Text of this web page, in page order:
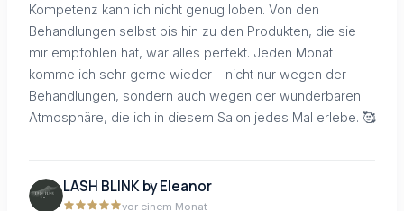
Kompetenz kann ich nicht genug loben. Von den
Behandlungen selbst bis hin zu den Produkten, die sie
mir empfohlen hat, war alles perfekt. Jeden Monat
komme ich sehr gerne wieder – nicht nur wegen der
Behandlungen, sondern auch wegen der wunderbaren
Atmosphäre, die ich in diesem Salon jedes Mal erlebe. 🥰
LASH BLINK by Eleanor
vor einem Monat